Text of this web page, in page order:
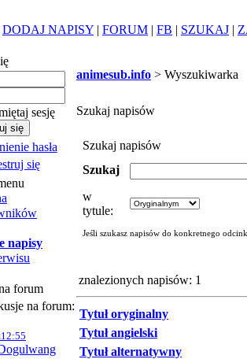
DODAJ NAPISY | FORUM | FB | SZUKAJ |
sesję
hasła
się
napisy
forum
na forum:
12:55
animesub.info > Wyszukiwarka
Szukaj napisów
Szukaj napisów
Szukaj
w
tytule:
Jeśli szukasz napisów do konkretnego
znalezionych napisów: 1
Tytuł oryginalny
Tytuł angielski
Tytuł alternatywny